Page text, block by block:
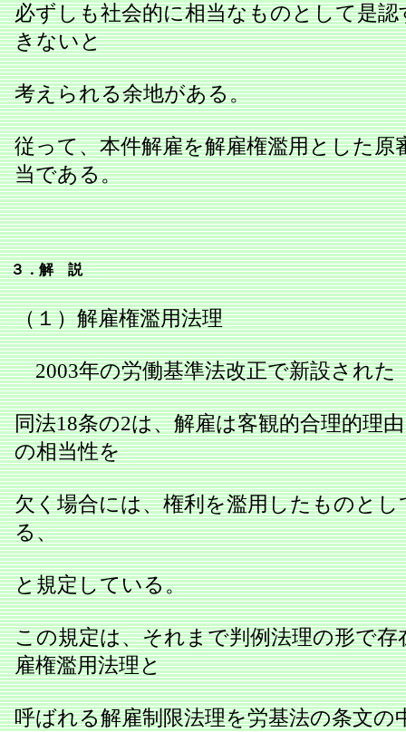
必ずしも社会的に相当なものとして是
きないと
考えられる余地がある。
従って、本件解雇を解雇権濫用とした原
当である。
３．解 説
（１）解雇権濫用法理
2003年の労働基準法改正で新設された
同法18条の2は、解雇は客観的合理的理
の相当性を
欠く場合には、権利を濫用したものとし
る、
と規定している。
この規定は、それまで判例法理の形で存
雇権濫用法理と
呼ばれる解雇制限法理を労基法の条文の